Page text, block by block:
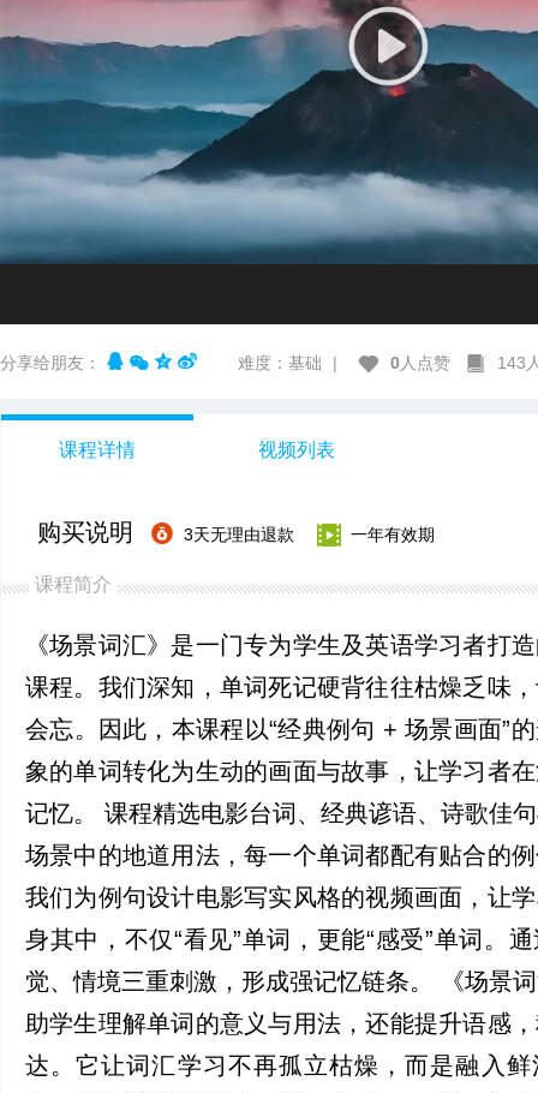
分享给朋友： 难度：基础 | 0 人点赞 143
课程详情 视频列表
购买说明 3天无理由退款 一年有效期
课程简介
《场景词汇》是一门专为学生及英语学习者打
课程。我们深知，单词死记硬背往往枯燥乏味
会忘。因此，本课程以“经典例句 + 场景画面”
象的单词转化为生动的画面与故事，让学习者
记忆。 课程精选电影台词、经典谚语、诗歌佳
场景中的地道用法，每一个单词都配有贴合的
我们为例句设计电影写实风格的视频画面，让
身其中，不仅“看见”单词，更能“感受”单词。
觉、情境三重刺激，形成强记忆链条。 《场景
助学生理解单词的意义与用法，还能提升语感
达。它让词汇学习不再孤立枯燥，而是融入鲜